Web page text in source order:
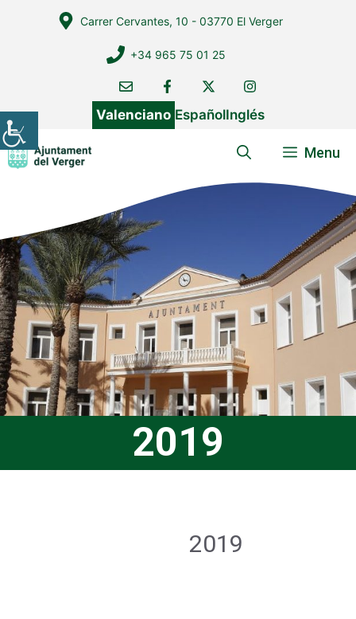
Carrer Cervantes, 10 - 03770 El Verger
+34 965 75 01 25
Valenciano EspañolInglés
Menu
2019
2019